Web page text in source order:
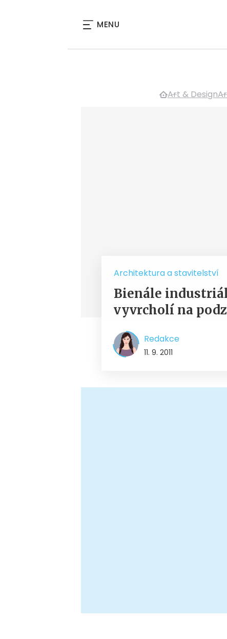
MENU
Art & Design
Architektura a stavitelství
Bienále
vyvrcholí na
Redakce
11. 9. 2011